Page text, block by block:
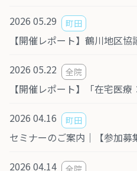
2026 05.29 町田
2026 05.22 全院
2026 04.16 町田
2026 04.14 全院